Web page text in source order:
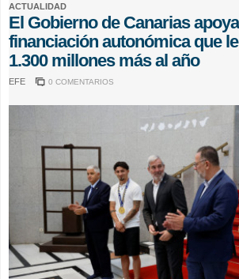
ACTUALIDAD
El Gobierno de Canarias
financiación autonómica que
1.300 millones más al año
EFE 0 COMENTARIOS